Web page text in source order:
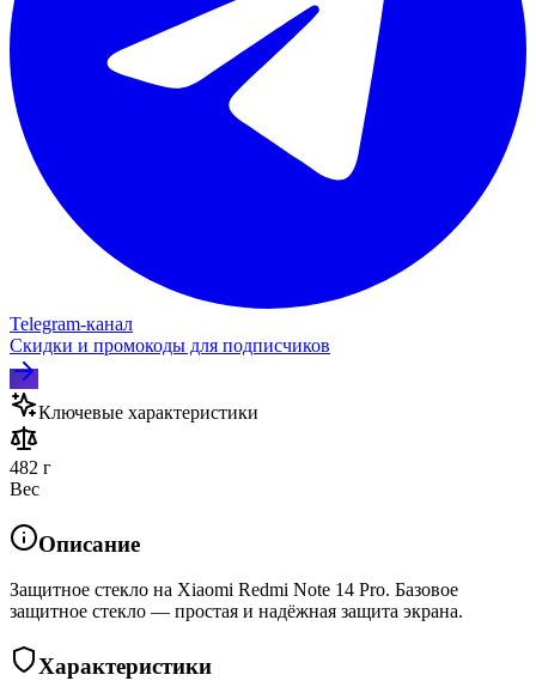
Telegram‑канал
Скидки и промокоды для подписчиков
Ключевые характеристики
482 г
Вес
Описание
Защитное стекло на Xiaomi Redmi Note 14 Pro. Базовое
защитное стекло — простая и надёжная защита экрана.
Характеристики